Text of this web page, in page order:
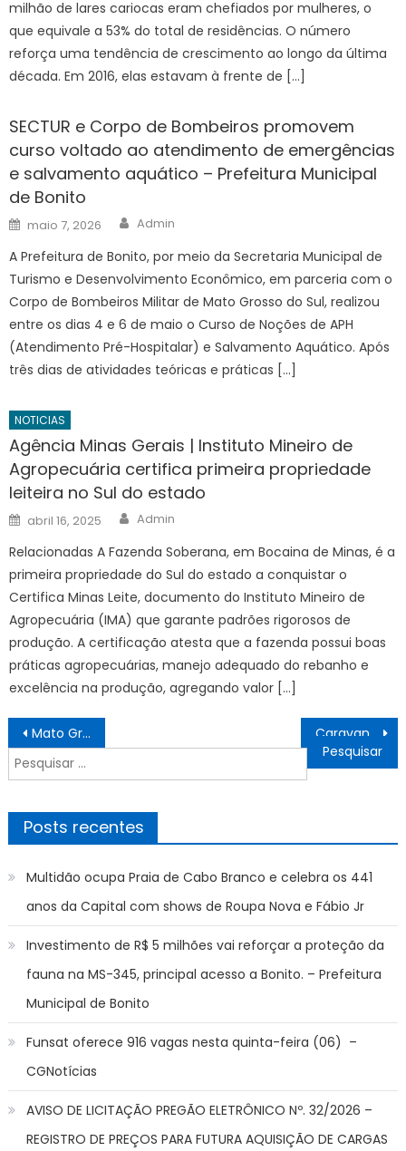
milhão de lares cariocas eram chefiados por mulheres, o
que equivale a 53% do total de residências. O número
reforça uma tendência de crescimento ao longo da última
década. Em 2016, elas estavam à frente de […]
SECTUR e Corpo de Bombeiros promovem
curso voltado ao atendimento de emergências
e salvamento aquático – Prefeitura Municipal
de Bonito
Posted
on
maio 7, 2026 Author
Admin
A Prefeitura de Bonito, por meio da Secretaria Municipal de
Turismo e Desenvolvimento Econômico, em parceria com o
Corpo de Bombeiros Militar de Mato Grosso do Sul, realizou
entre os dias 4 e 6 de maio o Curso de Noções de APH
(Atendimento Pré-Hospitalar) e Salvamento Aquático. Após
três dias de atividades teóricas e práticas […]
NOTICIAS
Agência Minas Gerais | Instituto Mineiro de
Agropecuária certifica primeira propriedade
leiteira no Sul do estado
Posted
on
abril 16, 2025 Author
Admin
Relacionadas A Fazenda Soberana, em Bocaina de Minas, é a
primeira propriedade do Sul do estado a conquistar o
Certifica Minas Leite, documento do Instituto Mineiro de
Agropecuária (IMA) que garante padrões rigorosos de
produção. A certificação atesta que a fazenda possui boas
práticas agropecuárias, manejo adequado do rebanho e
excelência na produção, agregando valor […]
Navegação
de
Post
Mato Grosso do Sul celebra dez anos como referência nacional na educação de estudantes autistas
Pesquisar
por:
Posts recentes
Multidão ocupa Praia de Cabo Branco e celebra os 441
anos da Capital com shows de Roupa Nova e Fábio Jr
Investimento de R$ 5 milhões vai reforçar a proteção da
fauna na MS-345, principal acesso a Bonito. – Prefeitura
Municipal de Bonito
Funsat oferece 916 vagas nesta quinta-feira (06) –
CGNotícias
AVISO DE LICITAÇÃO PREGÃO ELETRÔNICO Nº. 32/2026 –
REGISTRO DE PREÇOS PARA FUTURA AQUISIÇÃO DE CARGAS